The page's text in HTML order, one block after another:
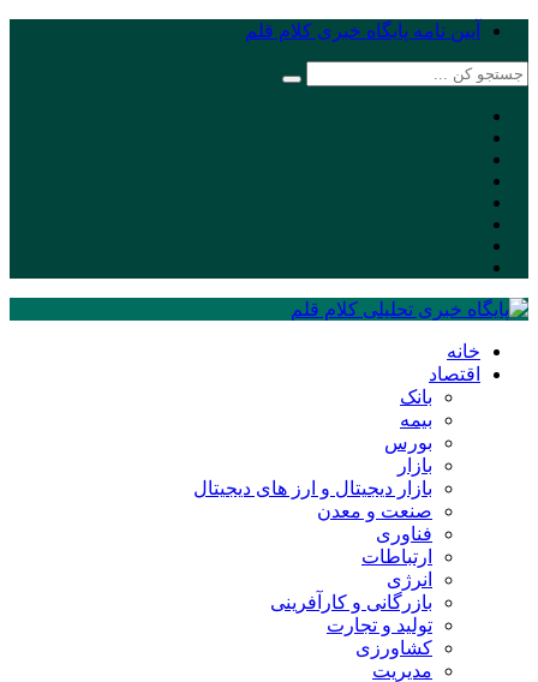
آیین نامه پایگاه خبری کلام قلم
خانه
اقتصاد
بانک
بیمه
بورس
بازار
بازار دیجیتال و ارز های دیجیتال
صنعت و معدن
فناوری
ارتباطات
انرژی
بازرگانی و کارآفرینی
تولید و تجارت
کشاورزی
مدیریت